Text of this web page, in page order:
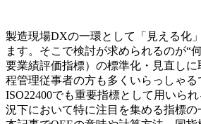
製造現場DXの一環として「見える化
ます。そこで検討が求められるのが“
要業績評価指標）の標準化・見直し
程管理従事者の方も多くいらっしゃる
ISO22400でも重要指標として用いら
況下において特に注目を集める指標の